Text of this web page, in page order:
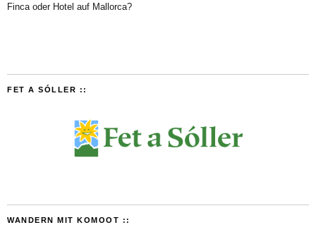
Finca oder Hotel auf Mallorca?
FET A SÓLLER ::
WANDERN MIT KOMOOT ::